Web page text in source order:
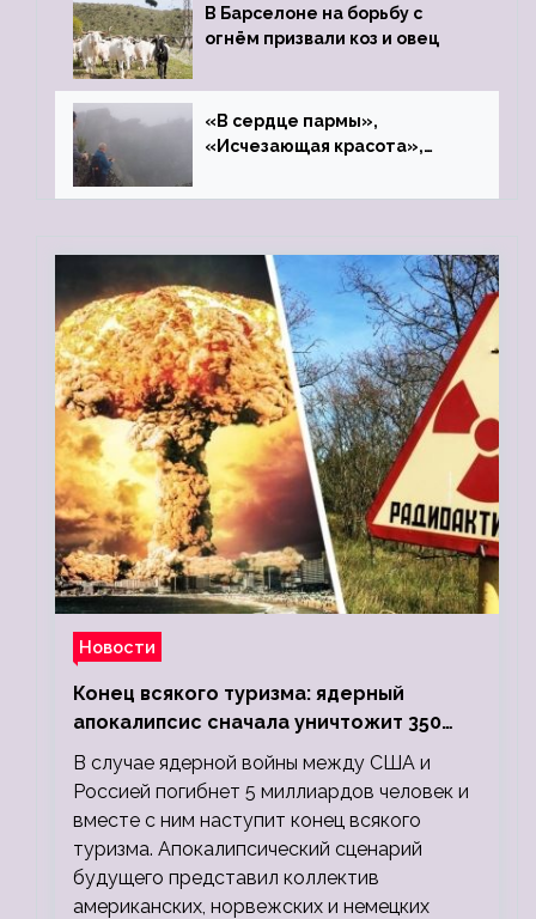
В Барселоне на борьбу с
огнём призвали коз и овец
«В сердце пармы»,
«Исчезающая красота»,
Новости
Конец всякого туризма: ядерный
апокалипсис сначала уничтожит 350
миллионов, а потом 5 миллиардов
людей
В случае ядерной войны между США и
Россией погибнет 5 миллиардов человек и
вместе с ним наступит конец всякого
туризма. Апокалипсический сценарий
будущего представил коллектив
американских, норвежских и немецких